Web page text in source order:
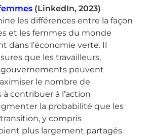
(LinkedIn, 2023)
les différences entre la façon
et les femmes du monde
dans l’économie verte. Il
que les travailleurs,
gouvernements peuvent
le nombre de
contribuer à l’action
la probabilité que les
y compris
plus largement partagés